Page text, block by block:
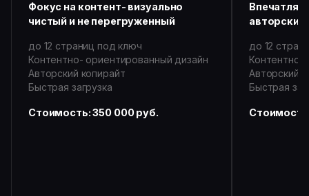
Фокус на контент- визуально
чистый и не перегруженный
до 12 страниц под ключ
Контентно- ориентированный дизайн
Авторский копирайт
Быстрая загрузка
Стоимость: 350 000 руб.
авторский
до 12
Контентно-
Авторский
Быстрая